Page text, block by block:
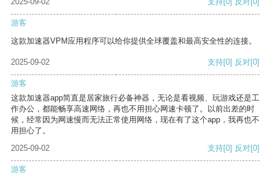
游客
这款加速器VPM应用程序可以给你提供全球覆盖和最高安全性的连接。
2025-09-02 支持[0] 反对[0]
游客
这款加速器app简直是居家旅行必备神器，无论是看视频、玩游戏还是工
作办公，都能畅享高速网络，再也不用担心网速卡顿了。以前出差的时
候，经常因为网速慢而无法正常使用网络，现在有了这个app，我再也不
用担心了。
2025-09-02
支持[0] 反对[0]
游客